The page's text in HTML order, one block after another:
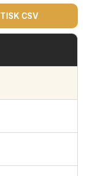
TISK CSV